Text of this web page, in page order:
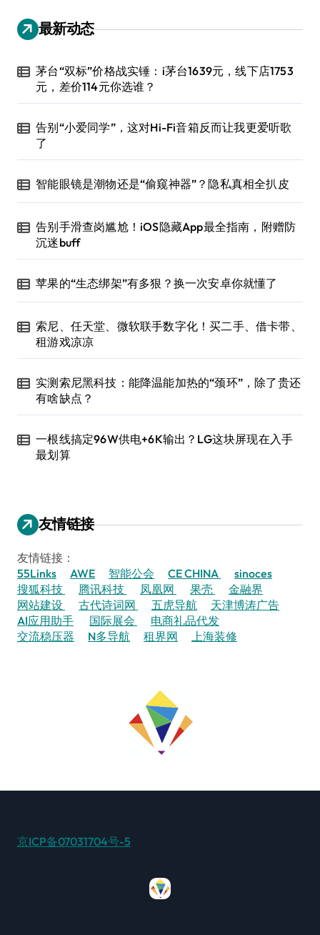
最新动态
茅台“双标”价格战实锤：i茅台1639元，线下店1753
元，差价114元你选谁？
告别“小爱同学”，这对Hi-Fi音箱反而让我更爱听歌
了
智能眼镜是潮物还是“偷窥神器”？隐私真相全扒皮
告别手滑查岗尴尬！iOS隐藏App最全指南，附赠防
沉迷buff
苹果的“生态绑架”有多狠？换一次安卓你就懂了
索尼、任天堂、微软联手数字化！买二手、借卡带、
租游戏凉凉
实测索尼黑科技：能降温能加热的“颈环”，除了贵还
有啥缺点？
一根线搞定96W供电+6K输出？LG这块屏现在入手
最划算
友情链接
友情链接：
55Links
AWE 智能公会 CE CHINA
sinoces
搜狐科技
腾讯科技 凤凰网 果壳
金融界
网站建设
古代诗词网 五虎导航
天津博涛广告
AI应用助手
国际展会
电商礼品代发
交流稳压器
N多导航 租界网 上海装修
京ICP备07031704号-5